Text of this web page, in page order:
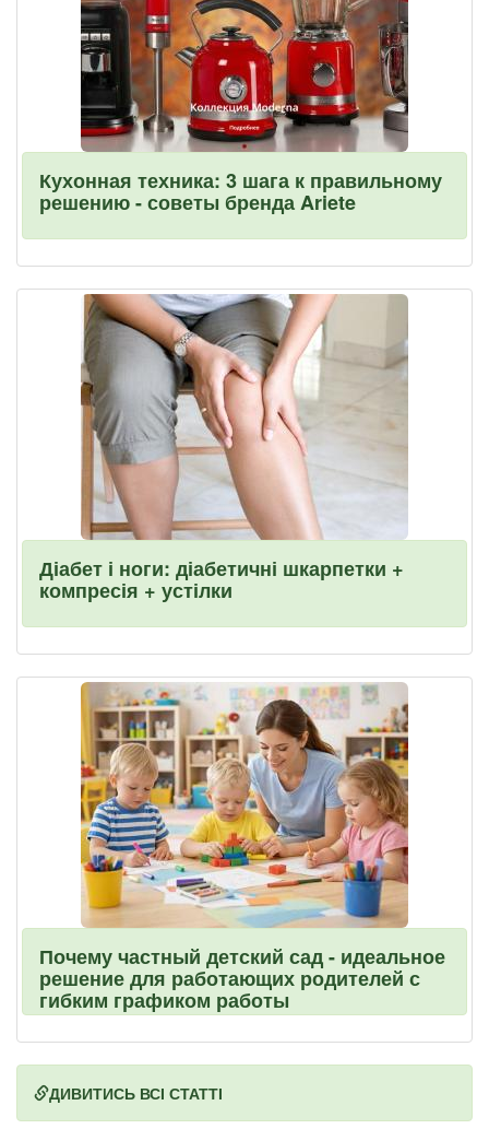
Кухонная техника: 3 шага к правильному
решению - советы бренда Ariete
Діабет і ноги: діабетичні шкарпетки +
компресія + устілки
Почему частный детский сад - идеальное
решение для работающих родителей с
гибким графиком работы
ДИВИТИСЬ ВСІ СТАТТІ